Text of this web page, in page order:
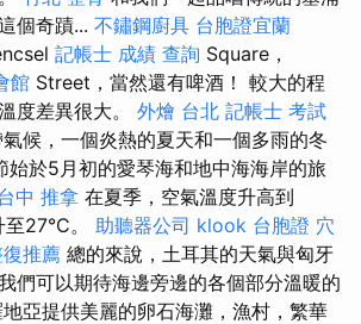
個奇蹟... 不鏽鋼廚具 台胞證宜蘭
記帳士 成績 查詢 Square，
館 Street，當然還有啤酒！ 較大的程
度差異很大。 外燴 台北 記帳士 考試
候，一個炎熱的夏天和一個多雨的冬
始於5月初的愛琴海和地中海海岸的旅
中 推拿 在夏季，空氣溫度升高到
27°C。 助聽器公司 klook 台胞證 穴
推薦 總的來說，土耳其的天氣與匈牙
們可以期待海邊旁邊的各個部分溫暖的
亞提供美麗的卵石海灘，漁村，繁華